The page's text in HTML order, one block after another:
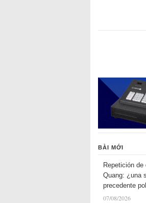
BÀI MỚI
Repetición
Quang: ¿una
precedente
07/08/2026